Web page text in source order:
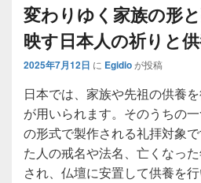
変わりゆく家族の形
映す日本人の祈りと
2025年7月12日 に Egidioが投稿
日本では、家族や先祖の供養
が用いられます。 そのうちの
の形式で製作される礼拝対象
た人の戒名や法名、亡くなっ
され、仏壇に安置して供養を